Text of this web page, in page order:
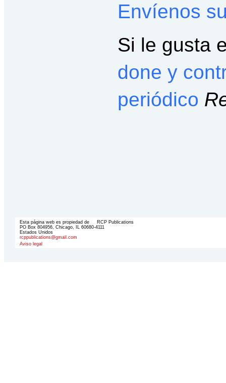
Envíenos
Si le gusta
done y
periódico